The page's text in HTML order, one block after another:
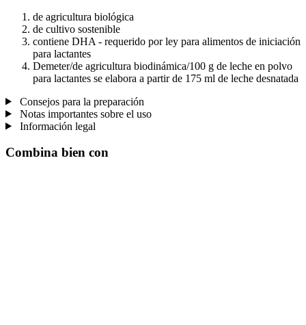
de agricultura biológica
de cultivo sostenible
contiene DHA - requerido por ley para alimentos de iniciación
para lactantes
Demeter/de agricultura biodinámica/100 g de leche en polvo
para lactantes se elabora a partir de 175 ml de leche desnatada
Consejos para la preparación
Notas importantes sobre el uso
Información legal
Combina bien con